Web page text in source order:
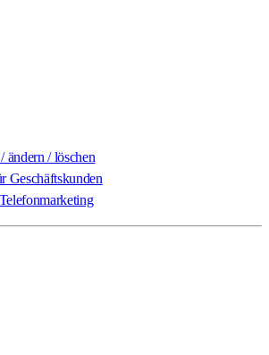
ändern / löschen
Geschäftskunden